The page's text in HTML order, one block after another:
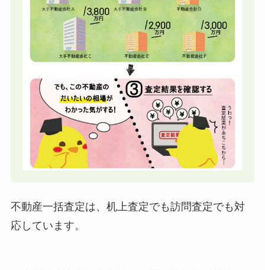
不動産一括査定は、机上査定でも訪問査定でも対
応しています。